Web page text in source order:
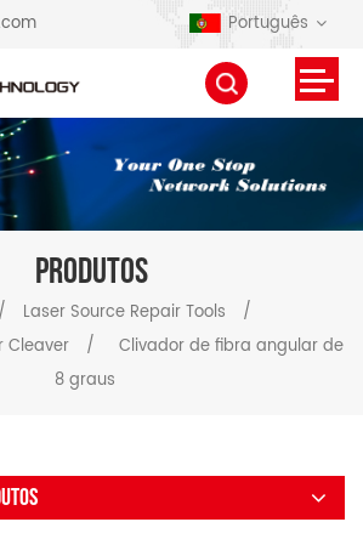
Português
PRODUTOS
/ Laser Source Repair Tools
/
Cleaver
/
Clivador de fibra angular de
8 graus